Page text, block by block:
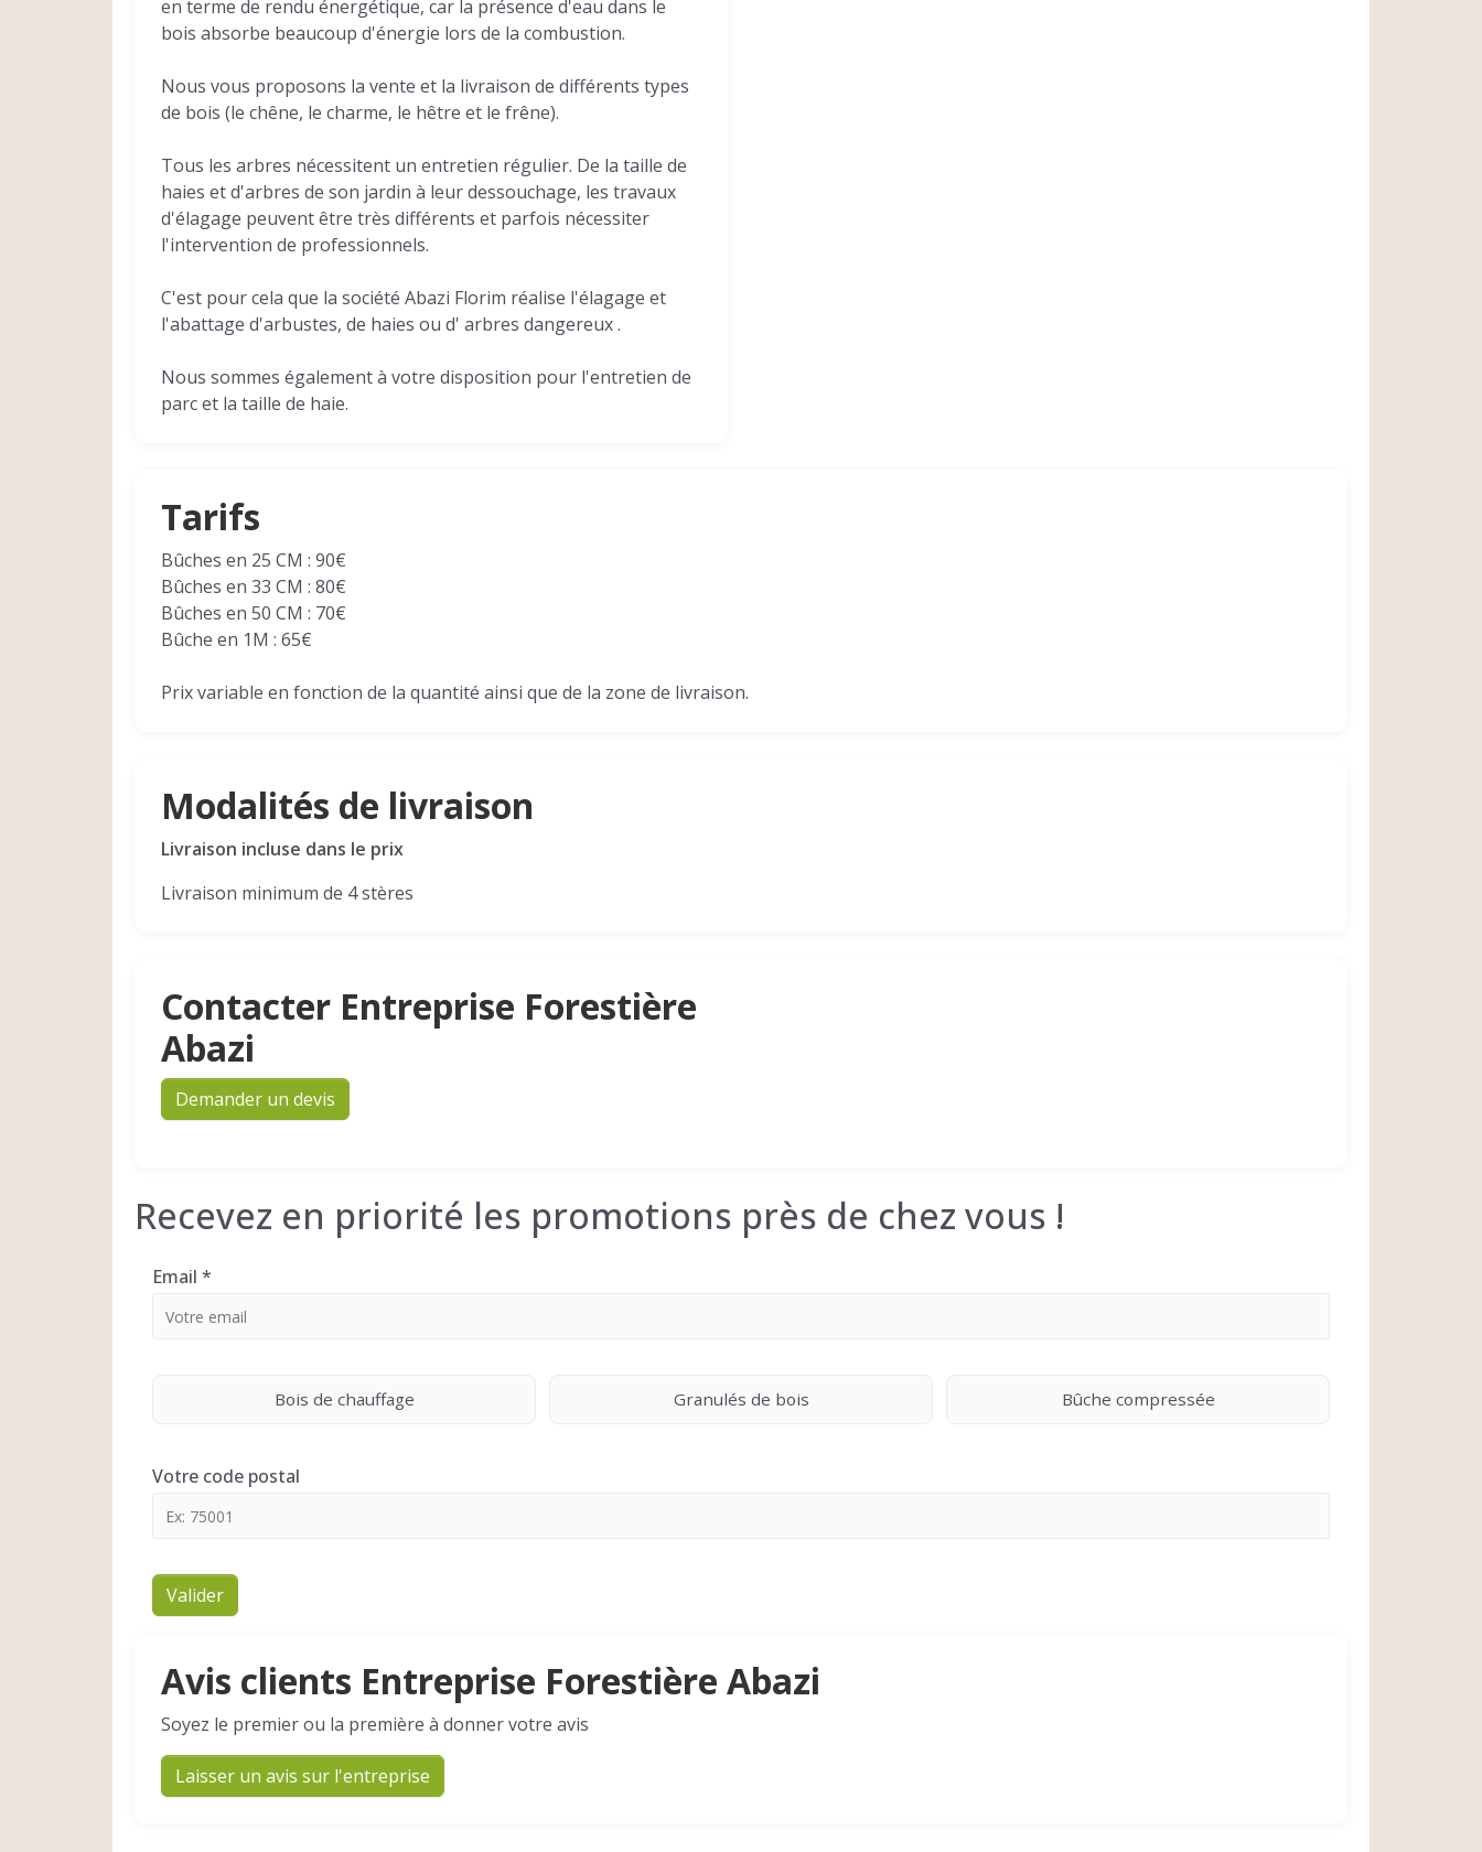
en terme de rendu énergétique, car la présence d'eau dans le
bois absorbe beaucoup d'énergie lors de la combustion.
Nous vous proposons la vente et la livraison de différents types
de bois (le chêne, le charme, le hêtre et le frêne).
Tous les arbres nécessitent un entretien régulier. De la taille de
haies et d'arbres de son jardin à leur dessouchage, les travaux
d'élagage peuvent être très différents et parfois nécessiter
l'intervention de professionnels.
C'est pour cela que la société Abazi Florim réalise l'élagage et
l'abattage d'arbustes, de haies ou d' arbres dangereux .
Nous sommes également à votre disposition pour l'entretien de
parc et la taille de haie.
Tarifs
Bûches en 25 CM : 90€
Bûches en 33 CM : 80€
Bûches en 50 CM : 70€
Bûche en 1M : 65€
Prix variable en fonction de la quantité ainsi que de la zone de livraison.
Modalités de livraison
Livraison incluse dans le prix
Livraison minimum de 4 stères
Contacter Entreprise Forestière
Abazi
Demander un devis
Recevez en priorité les promotions près de chez vous !
Email *
Bois de chauffage Granulés de bois Bûche compressée
Votre code postal
Valider
Avis clients Entreprise Forestière Abazi
Soyez le premier ou la première à donner votre avis
Laisser un avis sur l'entreprise